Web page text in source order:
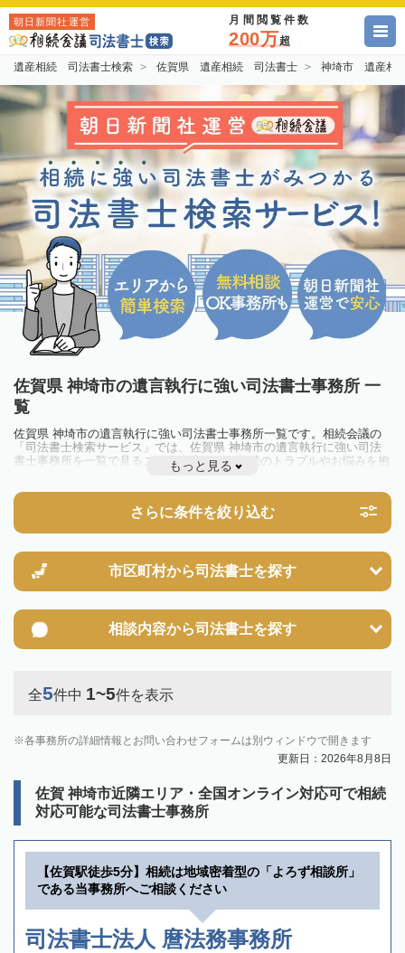
朝日新聞社運営 月間閲覧件数
200万超
遺産相続 司法書士検索 佐賀県 遺産相続 司法書士 神埼市 遺産相
佐賀県 神埼市の遺言執行に強い司法書士事務所 一
覧
佐賀県 神埼市の遺言執行に強い司法書士事務所一覧です。相続会議の
「司法書士検索サービス」では、佐賀県 神埼市の遺言執行に強い司法
書士事務所を一覧で見ることが出来ます。相続のトラブルやお悩みを抱
えている方は一度近隣の司法書士に相談してみましょう。
もっと見る
さらに条件を絞り込む
市区町村から司法書士を探す
相談内容から司法書士を探す
全5件中 1~5件を表示
各事務所の詳細情報とお問い合わせフォームは別ウィンドウで開きます
更新日：2026年8月8日
佐賀 神埼市近隣エリア・全国オンライン対応可で相続
対応可能な司法書士事務所
【佐賀駅徒歩5分】相続は地域密着型の「よろず相談所」
である当事務所へご相談ください
司法書士法人 麿法務事務所